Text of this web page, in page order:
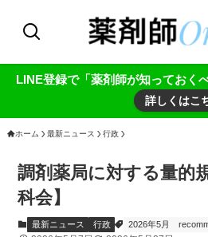
LINE登録で「薬剤師が知っておく
詳しくはこ
ホーム 最新ニュース 行政
調剤薬局に対する量的
科会】
最新ニュース 行政 2026年5月